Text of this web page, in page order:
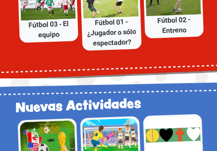
Fútbol 03 - El
equipo
Fútbol 01 -
¿Jugador o sólo
espectador?
Fútbol 02 -
Entreno
Nuevas Actividades